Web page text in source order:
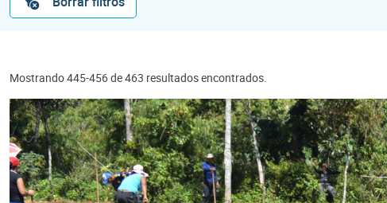
Mostrando 445-456 de 463 resultados encontrados.